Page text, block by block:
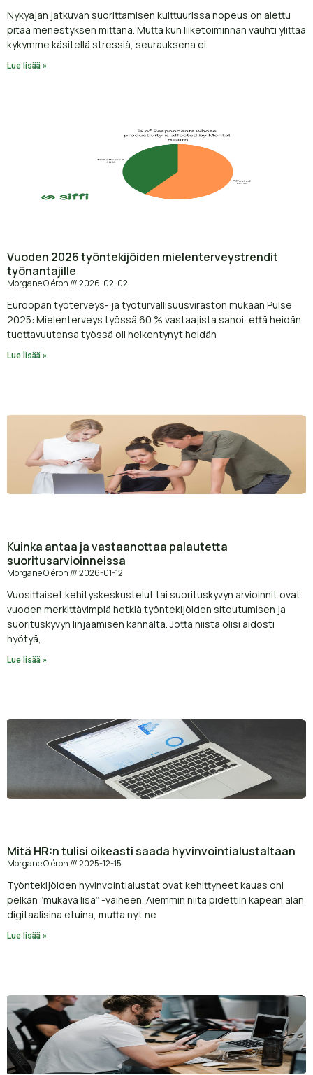
Nykyajan jatkuvan suorittamisen kulttuurissa nopeus on alettu
pitää menestyksen mittana. Mutta kun liiketoiminnan vauhti ylittää
kykymme käsitellä stressiä, seurauksena ei
Lue lisää »
Vuoden 2026 työntekijöiden mielenterveystrendit
työnantajille
Morgane Oléron 2026-02-02
Euroopan työterveys- ja työturvallisuusviraston mukaan Pulse
2025: Mielenterveys työssä 60 % vastaajista sanoi, että heidän
tuottavuutensa työssä oli heikentynyt heidän
Lue lisää »
Kuinka antaa ja vastaanottaa palautetta
suoritusarvioinneissa
Morgane Oléron 2026-01-12
Vuosittaiset kehityskeskustelut tai suorituskyvyn arvioinnit ovat
vuoden merkittävimpiä hetkiä työntekijöiden sitoutumisen ja
suorituskyvyn linjaamisen kannalta. Jotta niistä olisi aidosti
hyötyä,
Lue lisää »
Mitä HR:n tulisi oikeasti saada hyvinvointialustaltaan
Morgane Oléron 2025-12-15
Työntekijöiden hyvinvointialustat ovat kehittyneet kauas ohi
pelkän ”mukava lisä” -vaiheen. Aiemmin niitä pidettiin kapean alan
digitaalisina etuina, mutta nyt ne
Lue lisää »